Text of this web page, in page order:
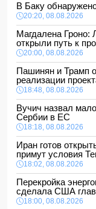
В Баку
20:20, 08.08.2026
Магдалена
открыли путь к
20:00, 08.08.2026
Пашинян и Трамп
реализации
18:48, 08.08.2026
Вучич назвал
Сербии в ЕС
18:18, 08.08.2026
Иран готов
примут условия
18:02, 08.08.2026
Перекройка
сделала США
18:00, 08.08.2026